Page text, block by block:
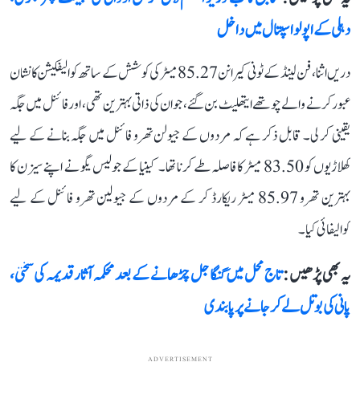
دہلی کے اپولو اسپتال میں داخل
دریں اثنا، فن لینڈ کے ٹونی کیرانن 85.27 میٹر کی کوشش کے ساتھ کوالیفکیشن کا نشان
عبور کرنے والے چوتھے ایتھلیٹ بن گئے، جو ان کی ذاتی بہترین تھی، اور فائنل میں جگہ
یقینی کر لی۔ قابل ذکر ہے کہ مردوں کے جیولن تھرو فائنل میں جگہ بنانے کے لیے
کھلاڑیوں کو 83.50 میٹر کا فاصلہ طے کرنا تھا۔ کینیا کے جولیس یگو نے اپنے سیزن کا
بہترین تھرو 85.97 میٹر ریکارڈ کر کے مردوں کے جیولین تھرو فائنل کے لیے
کوالیفائی کیا۔
یہ بھی پڑھیں :تاج محل میں گنگا جل چڑھانے کے بعد محکمہ آثار قدیمہ کی سختی،
پانی کی بوتل لے کر جانے پر پابندی
ADVERTISEMENT